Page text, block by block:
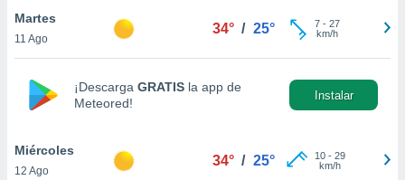
aceptar
de
Martes
11 Ago
34° / 25° 7- 27
km/h
¡Descarga GRATIS la app de
Meteored!
Instalar
Miércoles
12 Ago
34° / 25° 10- 29
km/h